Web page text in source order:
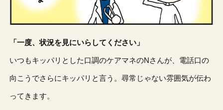
「一度、状況を見にいらしてください」
いつもキッパリとした口調のケアマネのNさんが、電話口の
向こうでさらにキッパリと言う。尋常じゃない雰囲気が伝わ
ってきます。